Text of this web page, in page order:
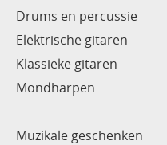
Drums en percussie
Elektrische gitaren
Klassieke gitaren
Mondharpen
Muzikale geschenken